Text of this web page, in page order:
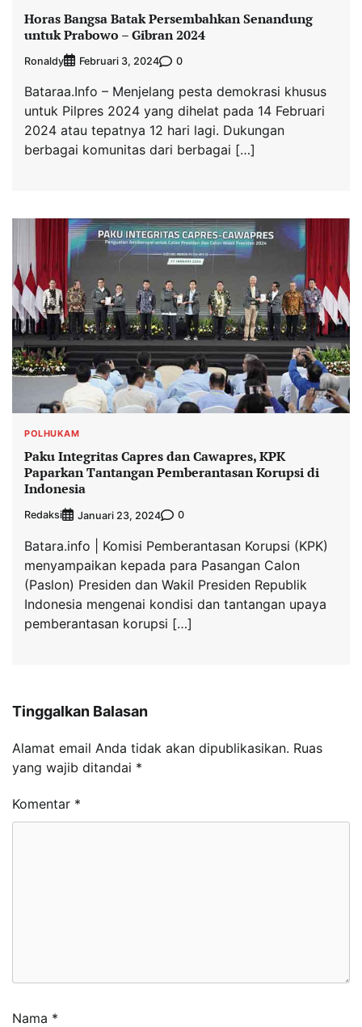
Horas Bangsa Batak Persembahkan Senandung
untuk Prabowo – Gibran 2024
Ronaldy Februari 3, 2024 0
Bataraa.Info – Menjelang pesta demokrasi khusus
untuk Pilpres 2024 yang dihelat pada 14 Februari
2024 atau tepatnya 12 hari lagi. Dukungan
berbagai komunitas dari berbagai […]
POLHUKAM
Paku Integritas Capres dan Cawapres, KPK
Paparkan Tantangan Pemberantasan Korupsi di
Indonesia
Redaksi Januari 23, 2024 0
Batara.info | Komisi Pemberantasan Korupsi (KPK)
menyampaikan kepada para Pasangan Calon
(Paslon) Presiden dan Wakil Presiden Republik
Indonesia mengenai kondisi dan tantangan upaya
pemberantasan korupsi […]
Tinggalkan Balasan
Alamat email Anda tidak akan dipublikasikan. Ruas
yang wajib ditandai *
Komentar *
Nama *